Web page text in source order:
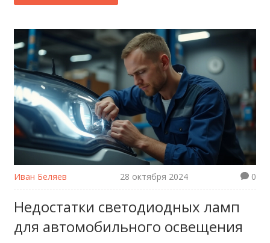
практические рекомендации по улучшению их
Иван Беляев 28 октября 2024 0
Недостатки светодиодных ламп
для автомобильного освещения